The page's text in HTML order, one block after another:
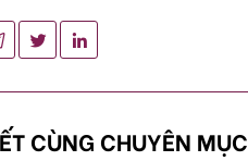
CÙNG CHUYÊN MỤC